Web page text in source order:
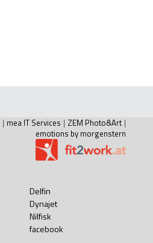
| mea IT Services | ZEM Photo&Art |
emotions by morgenstern
Delfin
Dynajet
Nilfisk
facebook